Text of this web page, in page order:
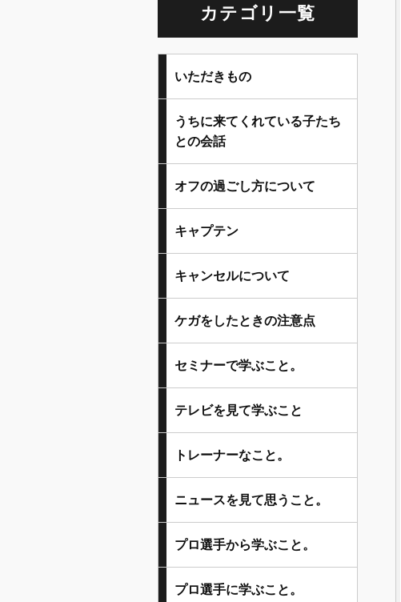
カテゴリ一覧
いただきもの
うちに来てくれている子たち
との会話
オフの過ごし方について
キャプテン
キャンセルについて
ケガをしたときの注意点
セミナーで学ぶこと。
テレビを見て学ぶこと
トレーナーなこと。
ニュースを見て思うこと。
プロ選手から学ぶこと。
プロ選手に学ぶこと。